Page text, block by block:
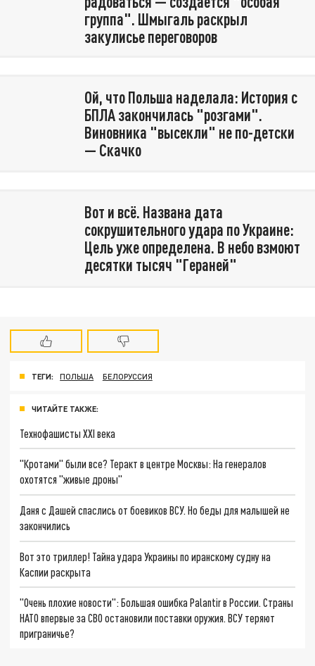
группа". Шмыгаль раскрыл
закулисье переговоров
Ой, что Польша наделала: История с
БПЛА закончилась "розгами".
Виновника "высекли" не по-детски
— Скачко
Вот и всё. Названа дата
сокрушительного удара по Украине:
Цель уже определена. В небо взмоют
десятки тысяч "Гераней"
ТЕГИ: ПОЛЬША БЕЛОРУССИЯ
ЧИТАЙТЕ ТАКЖЕ:
Технофашисты XXI века
"Кротами" были все? Теракт в центре Москвы: На генералов
охотятся "живые дроны"
Даня с Дашей спаслись от боевиков ВСУ. Но беды для малышей не
закончились
Вот это триллер! Тайна удара Украины по иранскому судну на
Каспии раскрыта
"Очень плохие новости": Большая ошибка Palantir в России. Страны
НАТО впервые за СВО остановили поставки оружия. ВСУ теряют
приграничье?